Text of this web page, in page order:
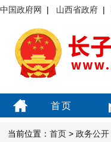
中国政府网 | 山西省政府 |
首页
当前位置： 首页 > 政务公开